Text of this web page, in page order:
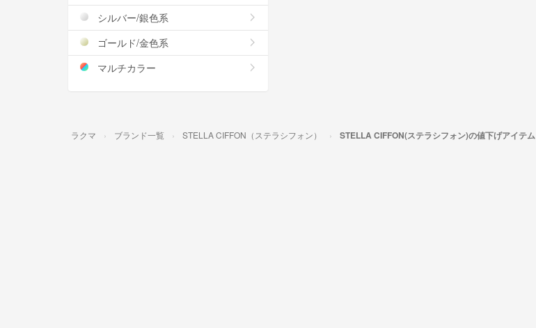
シルバー/銀色系
ゴールド/金色系
マルチカラー
ラクマ ブランド一覧 STELLA CIFFON（ステラシフォン） STELLA CIFFON(ステラシフォン)の値下げアイテム